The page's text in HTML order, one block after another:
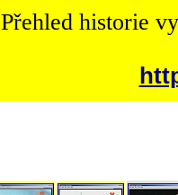
Přehled historie